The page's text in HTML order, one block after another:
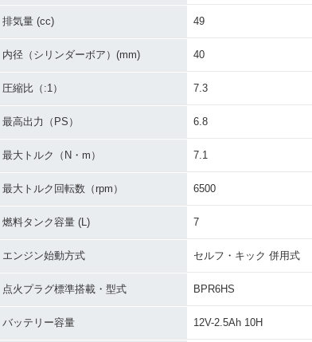
1997年 JOG・マイナー
1997年 JOG・特別・限
排気量 (cc) 49
内径（シリンダーボア）(mm) 40
圧縮比（:1） 7.3
最高出力（PS） 6.8
最大トルク（N・m） 7.1
最大トルク回転数（rpm） 6500
燃料タンク容量 (L) 7
エンジン始動方式 セルフ・キック 併用式
点火プラグ標準搭載・型式 BPR6HS
バッテリー容量 12V-2.5Ah 10H